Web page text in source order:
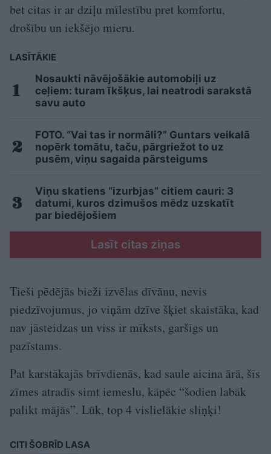
bet citas ir ar dziļu mīlestību pret komfortu,
drošību un iekšējo mieru.
LASĪTĀKIE
Nosaukti nāvējošākie automobiļi uz
ceļiem: turam īkšķus, lai neatrodi sarakstā
savu auto
FOTO. “Vai tas ir normāli?” Guntars veikalā
nopērk tomātu, taču, pārgriežot to uz
pusēm, viņu sagaida pārsteigums
Viņu skatiens “izurbjas” citiem cauri: 3
datumi, kuros dzimušos mēdz uzskatīt
par biedējošiem
Lasīt citas ziņas
Tieši pēdējās bieži izvēlas dīvānu, nevis
piedzīvojumus, jo viņām dzīve šķiet skaistāka, kad
nav jāsteidzas un viss ir mīksts, garšīgs un
pazīstams.
Pat karstākajās brīvdienās, kad saule aicina ārā, šīs
zīmes atradīs simt iemeslu, kāpēc “šodien labāk
palikt mājās”. Lūk, top 4 vislielākie sliņķi!
CITI ŠOBRĪD LASA